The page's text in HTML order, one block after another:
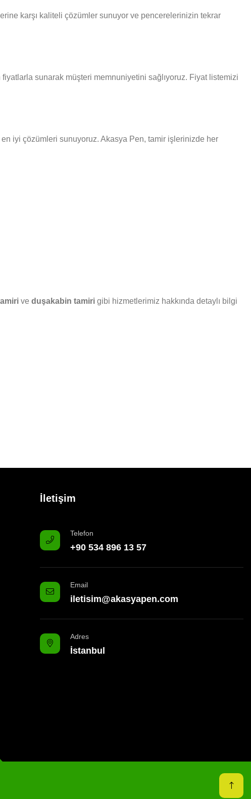
karşı kaliteli çözümler sunuyor ve pencerelerinizin tekrar
sunarak müşteri memnuniyetini sağlıyoruz. Fiyat listemizi
iyi çözümleri sunuyoruz. Akasya Pen, tamir işlerinizde her
ve duşakabin tamiri gibi hizmetlerimiz hakkında detaylı bilgi
İletişim
Telefon
+90 534 896 13 57
Email
iletisim@akasyapen.com
Adres
İstanbul